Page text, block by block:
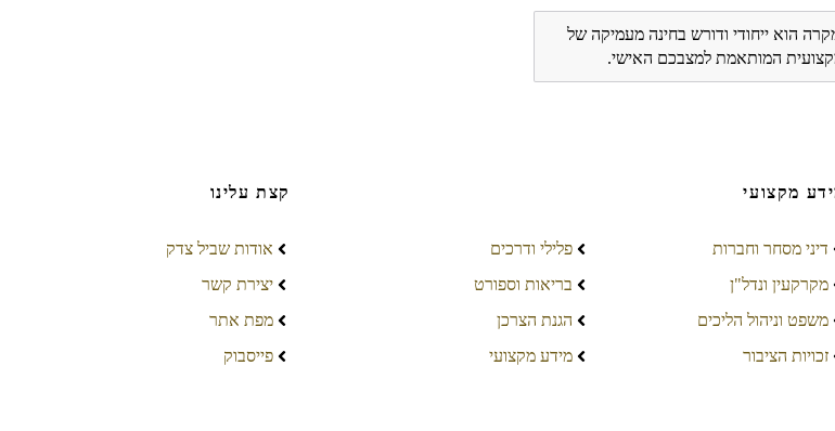
הוא ייחודי ודורש בחינה מעמיקה של
המותאמת למצבכם האישי.
מקצועי
דיני מסחר וחברות
מקרקעין ונדל"ן
משפט וניהול הליכים
זכויות הציבור
פלילי ודרכים
בריאות וספורט
הגנת הצרכן
מידע מקצועי
קצת עלינו
אודות שביל צדק
יצירת קשר
מפת אתר
פייסבוק